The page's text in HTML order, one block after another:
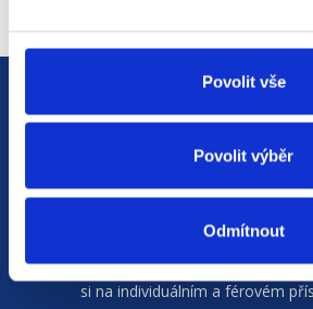
Povolit vše
Povolit výběr
Odmítnout
HR agenturas pobočkami v
Moravskoslezském krajia
si na individuálním a férovém